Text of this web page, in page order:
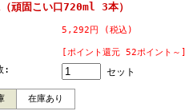
頑固こい口720ml 3本）
5,292円 (税込)
[ポイント還元 52ポイント～]
: セット
在庫あり